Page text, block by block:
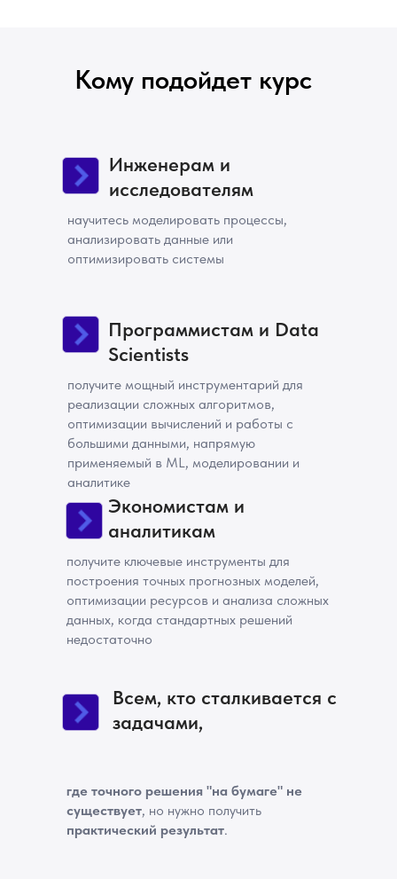
Кому подойдет курс
Инженерам и
исследователям
Экономистам и
аналитикам
Всем, кто сталкивается с
задачами,
научитесь моделировать процессы,
анализировать данные или
оптимизировать системы
получите ключевые инструменты для
построения точных прогнозных моделей,
оптимизации ресурсов и анализа сложных
данных, когда стандартных решений
недостаточно
где точного решения "на бумаге" не
существует, но нужно получить
практический результат.
Программистам и Data
Scientists
получите мощный инструментарий для
реализации сложных алгоритмов,
оптимизации вычислений и работы с
большими данными, напрямую
применяемый в ML, моделировании и
аналитике
вероятности